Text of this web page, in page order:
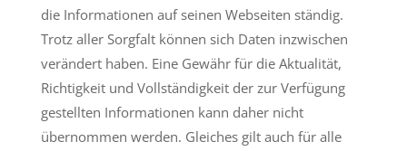
die Informationen auf seinen Webseiten ständig.
Trotz aller Sorgfalt können sich Daten inzwischen
verändert haben. Eine Gewähr für die Aktualität,
Richtigkeit und Vollständigkeit der zur Verfügung
gestellten Informationen kann daher nicht
übernommen werden. Gleiches gilt auch für alle